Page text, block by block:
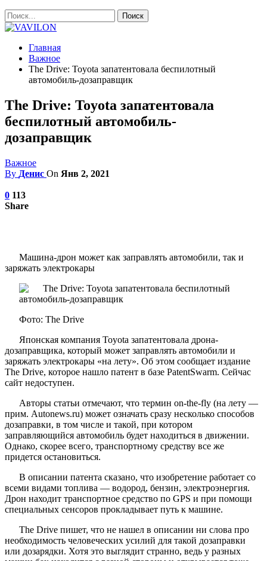
Главная
Важное
The Drive: Toyota запатентовала беспилотный
автомобиль-дозаправщик
The Drive: Toyota запатентовала
беспилотный автомобиль-
дозаправщик
Важное
By Денис On Янв 2, 2021
0 113
Share
Машина-дрон может как заправлять автомобили, так и
заряжать электрокары
Фото: The Drive
Японская компания Toyota запатентовала дрона-
дозаправщика, который может заправлять автомобили и
заряжать электрокары «на лету». Об этом сообщает издание
The Drive, которое нашло патент в базе PatentSwarm. Сейчас
сайт недоступен.
Авторы статьи отмечают, что термин on-the-fly (на лету —
прим. Autonews.ru) может означать сразу несколько способов
дозаправки, в том числе и такой, при котором
заправляющийся автомобиль будет находиться в движении.
Однако, скорее всего, транспортному средству все же
придется остановиться.
В описании патента сказано, что изобретение работает со
всеми видами топлива — водород, бензин, электроэнергия.
Дрон находит транспортное средство по GPS и при помощи
специальных сенсоров прокладывает путь к машине.
The Drive пишет, что не нашел в описании ни слова про
необходимость человеческих усилий для такой дозаправки
или дозарядки. Хотя это выглядит странно, ведь у разных